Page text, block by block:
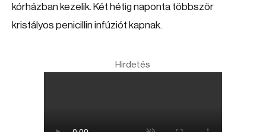
kórházban kezelik. Két hétig naponta többször
kristályos penicillin infúziót kapnak.
Hirdetés